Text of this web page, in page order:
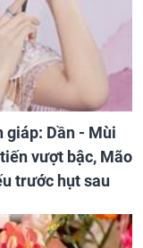
giáp: Dần - Mùi
vượt bậc, Mão
trước hụt sau